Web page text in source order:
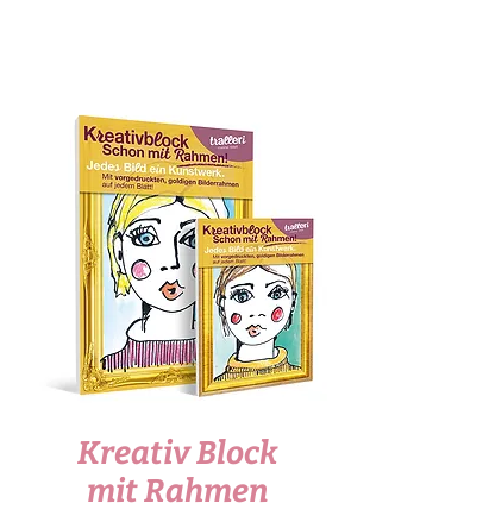
Kreativ Block
mit Rahmen